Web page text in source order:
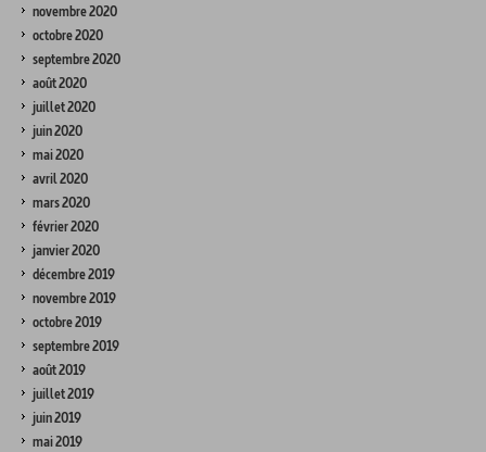
novembre 2020
octobre 2020
septembre 2020
août 2020
juillet 2020
juin 2020
mai 2020
avril 2020
mars 2020
février 2020
janvier 2020
décembre 2019
novembre 2019
octobre 2019
septembre 2019
août 2019
juillet 2019
juin 2019
mai 2019